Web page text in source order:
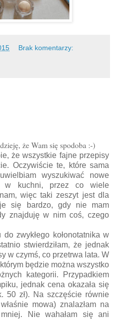
Brak komentarzy:
że Wam się spodoba :-)
że wszystkie fajne przepisy
Oczywiście te, które sama
wyszukiwać nowe
w kuchni, przez co wiele
więc taki zeszyt jest dla
się bardzo, gdy nie mam
znajduję w nim coś, czego
zwykłego kołonotatnika w
stwierdziłam, że jednak
w czymś, co przetrwa lata. W
będzie można wszystko
kategorii. Przypadkiem
jednak cena okazała się
50 zł). Na szczęście równie
mowa) znalazłam na
mniej. Nie wahałam się ani